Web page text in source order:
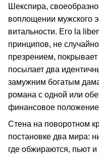
Шекспира,
воплощении мужского
витальности. Его la
принципов, не
презрением,
посылает два
замужним богатым
романа с одной или
финансовое
Стена на поворотном
постановке два мира:
где обжираются, пьют